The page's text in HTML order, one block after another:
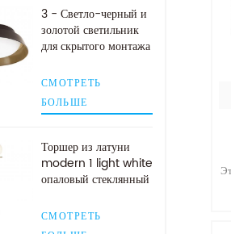
3 - Светло-черный и
золотой светильник
для скрытого монтажа
СМОТРЕТЬ
БОЛЬШЕ
Торшер из латуни
modern 1 light white
опаловый стеклянный
СМОТРЕТЬ